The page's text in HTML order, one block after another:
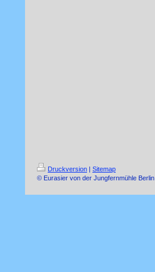
Druckversion | Sitemap
© Eurasier von der Jungfernmühle Berlin